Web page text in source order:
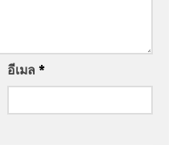
อีเมล *